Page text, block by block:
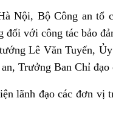
Nội, Bộ Công an tổ
đối với công tác bảo
Lê Văn Tuyến,
Trưởng Ban Chỉ đạo
lãnh đạo các đơn